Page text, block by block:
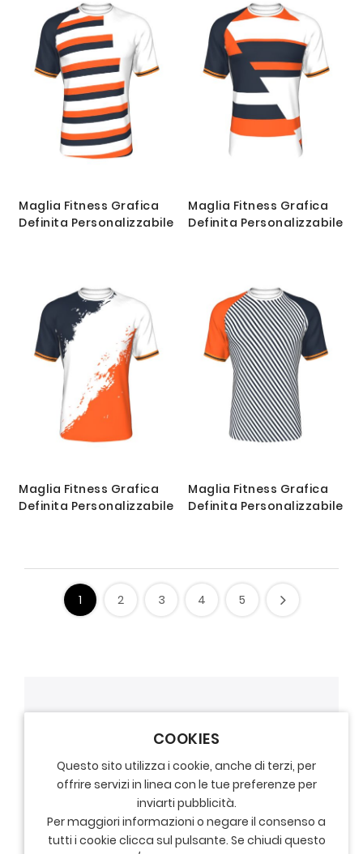
COOKIES
Questo sito utilizza i cookie, anche di terzi, per
offrire servizi in linea con le tue preferenze per
inviarti pubblicità.
Per maggiori informazioni o negare il consenso a
tutti i cookie clicca sul pulsante. Se chiudi questo
Maglia Fitness Grafica
Definita Personalizzabile
Maglia Fitness Grafica
Definita Personalizzabile
Maglia Fitness Grafica
Definita Personalizzabile
Maglia Fitness Grafica
Definita Personalizzabile
1 2 3 4 5